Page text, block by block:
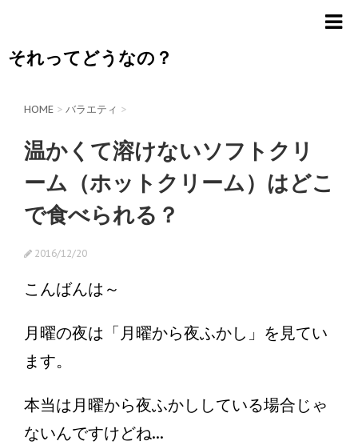
それってどうなの？
HOME > バラエティ >
温かくて溶けないソフトクリ
ーム（ホットクリーム）はどこ
で食べられる？
2016/12/20
こんばんは～
月曜の夜は「月曜から夜ふかし」を見てい
ます。
本当は月曜から夜ふかししている場合じゃ
ないんですけどね...